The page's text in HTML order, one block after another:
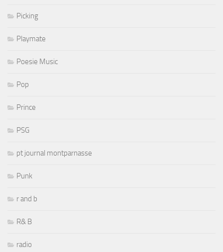
Picking
Playmate
Poesie Music
Pop
Prince
PSG
pt journal montparnasse
Punk
r and b
R& B
radio